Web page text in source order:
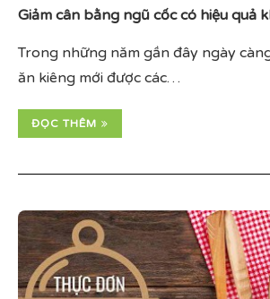
Giảm cân bằng ngũ cốc có hiệu quả
Trong những năm gần đây ngày
ăn kiêng mới được các…
ĐỌC THÊM